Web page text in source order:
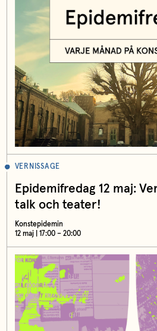
VERNISSAGE
Epidemifredag 12 maj:
talk och teater!
Konstepidemin
12 maj | 17:00 – 20:00